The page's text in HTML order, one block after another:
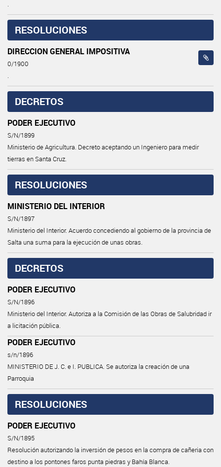
.
RESOLUCIONES
DIRECCION GENERAL IMPOSITIVA
0/1900
.
DECRETOS
PODER EJECUTIVO
S/N/1899
Ministerio de Agricultura. Decreto aceptando un Ingeniero para medir
tierras en Santa Cruz.
RESOLUCIONES
MINISTERIO DEL INTERIOR
S/N/1897
Ministerio del Interior. Acuerdo concediendo al gobierno de la provincia de
Salta una suma para la ejecución de unas obras.
DECRETOS
PODER EJECUTIVO
S/N/1896
Ministerio del Interior. Autoriza a la Comisión de las Obras de Salubridad ir
a licitación pública.
PODER EJECUTIVO
s/n/1896
MINISTERIO DE J. C. e I. PUBLICA. Se autoriza la creación de una
Parroquia
RESOLUCIONES
PODER EJECUTIVO
S/N/1895
Resolución autorizando la inversión de pesos en la compra de cañeria con
destino a los pontones faros punta piedras y Bahía Blanca.